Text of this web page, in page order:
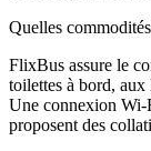
Quelles
FlixBus assure le
toilettes à bord, aux
Une connexion Wi-
proposent des